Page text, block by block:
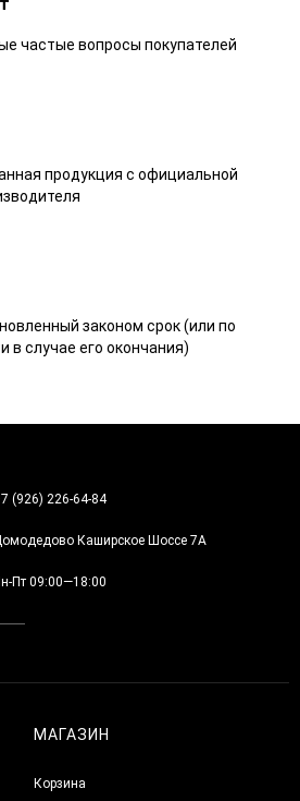
частые вопросы покупателей
продукция с официальной
законом срок (или по
в случае его окончания)
(926) 226-64-84
Каширское Шоссе 7А
Пт 09:00—18:00
МАГАЗИН
Корзина